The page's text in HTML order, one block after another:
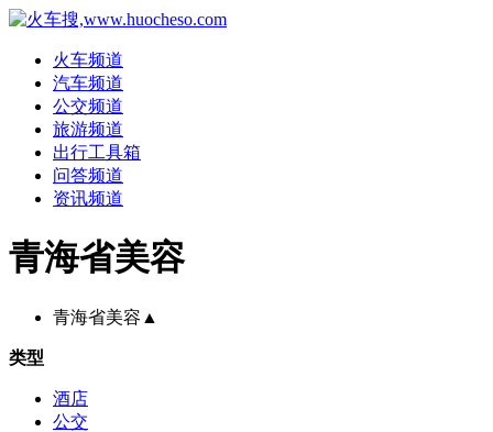
火车频道
汽车频道
公交频道
旅游频道
出行工具箱
问答频道
资讯频道
青海省美容
青海省美容 ▲
类型
酒店
公交